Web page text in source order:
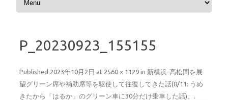
P_20230923_155155
Published 2023年10月2日 at 2560 × 1129 in 新横浜-高松間を展
望グリーン席や補助席等を駆使して往復してきた話(8/11: うめ
きたから「はるか」のグリーン車に30分だけ乗車した話)。 .